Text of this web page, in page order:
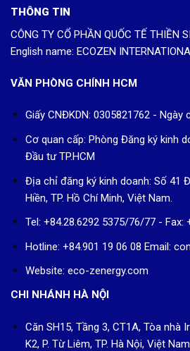
THÔNG TIN
CÔNG TY CỔ PHẦN QUỐC TẾ THIỀN
English name: ECOZEN
VĂN PHÒNG CHÍNH HCM
Giấy CNĐKDN: 0305821762 - Ngày
Cơ quan cấp: Phòng Đăng ký kinh
Đầu tư TP.HCM
Địa chỉ đăng ký kinh doanh: Số 41
Hiền, TP. Hồ Chí Minh, Việt Nam.
Tel: +84.28.6292 5375/76/77 - Fax:
Hotline: +84.901 19 06 08 Email:
Website: eco-zenergy.com
CHI NHÁNH HÀ NỘI
Căn SH15, Tầng 3, CT1A, Tòa nhà
K2, P. Từ Liêm, TP. Hà Nội, Việt